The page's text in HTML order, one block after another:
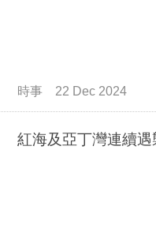
時事 22 Dec 2024
紅海及亞丁灣連續